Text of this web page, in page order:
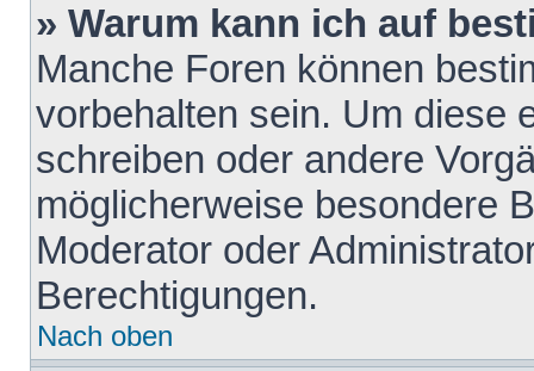
» Warum kann ich auf
Manche Foren können
vorbehalten sein. Um diese
schreiben oder andere
möglicherweise besondere
Moderator oder
Berechtigungen.
Nach oben